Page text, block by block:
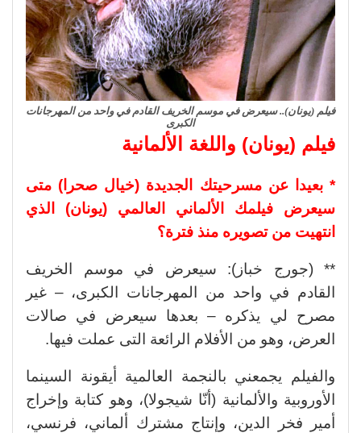
فيلم (يونان).. سيعرض في موسم الخريف القادم في واحد من المهرجانات
الكبرى
فيلم (يونان) واللغة الألمانية
* بعيدا عن مسرحيتك الجديدة (خيال صحرا) متى
سيعرض فيلمك الألماني العالمي (يونان) الذي
انتهيت من تصويره منذ فترة؟
** (جورج خباز): سيعرض في موسم الخريف
القادم في واحد من المهرجانات الكبرى، – غير
مصرح لي يذكره – بعدها سيعرض في صالات
العرض، وهو من الأفلام الرائعة التى عملت فيها.
والفيلم يجمعني بالنجمة العالمية أيقونة السينما
الأوروبية والألمانية (أنّا شيجولا)، وهو كتابة وإخراج
أمير فخر الدين، وإنتاج مشترك ألماني، فرنسي،